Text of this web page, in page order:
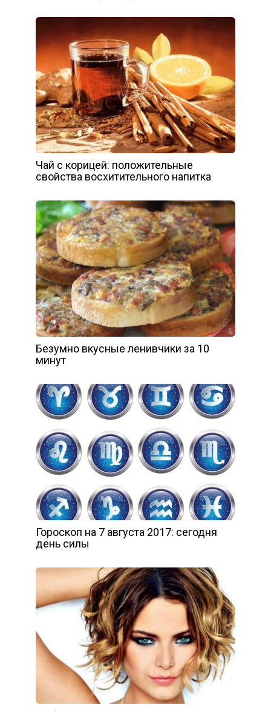
Чай с корицей: положительные
свойства восхитительного напитка
Безумно вкусные ленивчики за 10
минут
Гороскоп на 7 августа 2017: сегодня
день силы